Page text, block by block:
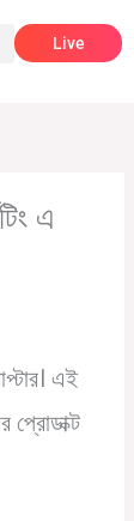
Live
এ
এই
প্রোডাক্ট